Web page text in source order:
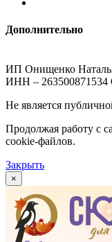
Дополнительно
ИП Онищенко
ИНН – 263500871534
Не является
Продолжая работу с
cookie-файлов.
Закрыть
×